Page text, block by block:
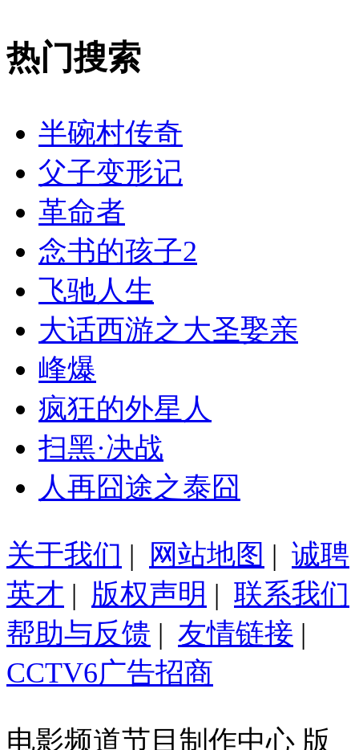
热门搜索
半碗村传奇
父子变形记
革命者
念书的孩子2
飞驰人生
大话西游之大圣娶亲
峰爆
疯狂的外星人
扫黑·决战
人再囧途之泰囧
关于我们 | 网站地图 | 诚聘
英才 | 版权声明 | 联系我们
帮助与反馈 | 友情链接 |
CCTV6广告招商
电影频道节目制作中心 版